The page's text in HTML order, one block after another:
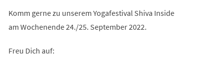
Komm gerne zu unserem Yogafestival Shiva Inside
am Wochenende 24./25. September 2022.
Freu Dich auf: